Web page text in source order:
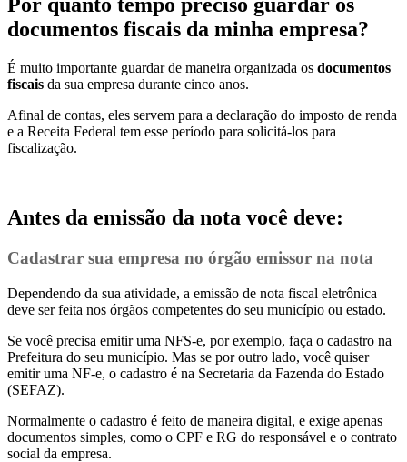
Por quanto tempo preciso guardar os
documentos fiscais da minha empresa?
É muito importante guardar de maneira organizada os documentos
fiscais da sua empresa durante cinco anos.
Afinal de contas, eles servem para a declaração do imposto de renda
e a Receita Federal tem esse período para solicitá-los para
fiscalização.
Antes da emissão da nota você deve:
Cadastrar sua empresa no órgão emissor na nota
Dependendo da sua atividade, a emissão de nota fiscal eletrônica
deve ser feita nos órgãos competentes do seu município ou estado.
Se você precisa emitir uma NFS-e, por exemplo, faça o cadastro na
Prefeitura do seu município. Mas se por outro lado, você quiser
emitir uma NF-e, o cadastro é na Secretaria da Fazenda do Estado
(SEFAZ).
Normalmente o cadastro é feito de maneira digital, e exige apenas
documentos simples, como o CPF e RG do responsável e o contrato
social da empresa.